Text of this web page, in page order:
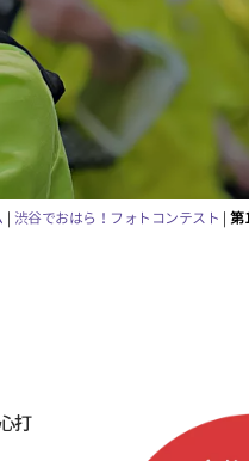
| 渋谷でおはら！フォトコンテスト | 第
打